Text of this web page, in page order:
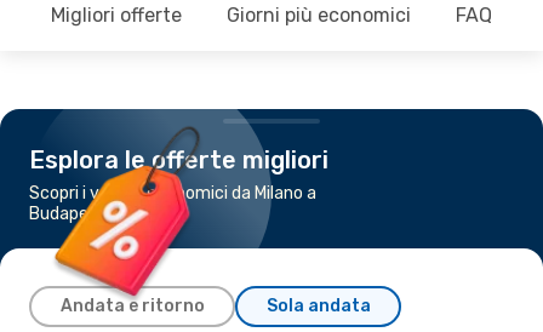
Migliori offerte Giorni più economici FAQ
Esplora le offerte migliori
Scopri i voli più economici da Milano a
Budapest
Andata e ritorno Sola andata